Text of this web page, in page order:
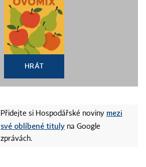
HRÁT
Přidejte si Hospodářské noviny mezi
své oblíbené tituly na Google
zprávách.